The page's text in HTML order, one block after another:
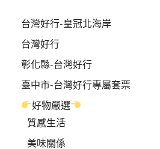
台灣好行-皇冠北海岸
台灣好行
彰化縣-台灣好行
臺中市-台灣好行專屬套票
好物嚴選
質感生活
美味關係